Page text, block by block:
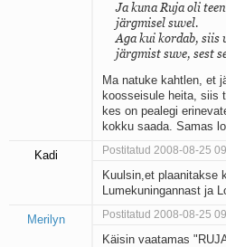
Ja kuna Ruja oli
järgmisel suvel.
Aga kui kordab, siis
järgmist suve, sest
Ma natuke kahtlen, et
koosseisule heita, siis
kes on pealegi
kokku saada. Samas
Kadi Postitatud 2008-08-25
Kuulsin,et plaanitakse
Lumekuningannast ja
Merilyn Postitatud 2008-08-25
Käisin vaatamas